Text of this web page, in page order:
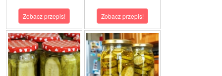
Zobacz przepis! Zobacz przepis!